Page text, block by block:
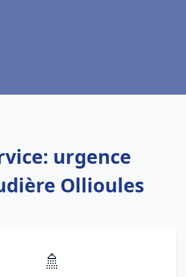
urgence
Ollioules
🚿